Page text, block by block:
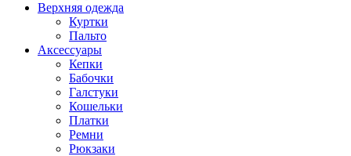
Верхняя одежда
Куртки
Пальто
Аксессуары
Кепки
Бабочки
Галстуки
Кошельки
Платки
Ремни
Рюкзаки